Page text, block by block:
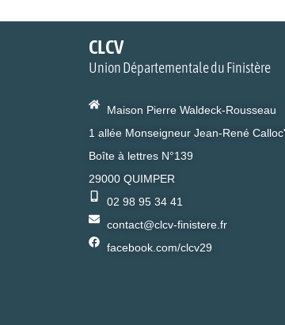
CLCV
Union Départementale du Finistère
Maison Pierre Waldeck-Rousseau
1 allée Monseigneur Jean-René
Boîte à lettres N°139
29000 QUIMPER
02 98 95 34 41
contact@clcv-finistere.fr
facebook.com/clcv29